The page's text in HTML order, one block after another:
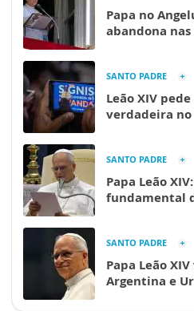
Papa no
abandona
SANTO PADRE
Leão XIV
verdadeira no
SANTO PADRE
Papa Leão
fundamental
SANTO PADRE
Papa Leão
Argentina e